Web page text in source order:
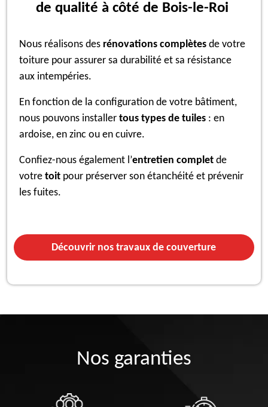
de qualité à côté de Bois-le-Roi
Nous réalisons des rénovations complètes de votre
toiture pour assurer sa durabilité et sa résistance
aux intempéries.
En fonction de la configuration de votre bâtiment,
nous pouvons installer tous types de tuiles : en
ardoise, en zinc ou en cuivre.
Confiez-nous également l’entretien complet de
votre toit pour préserver son étanchéité et prévenir
les fuites.
Découvrir nos travaux de couverture
Nos garanties